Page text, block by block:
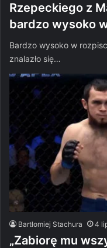
Rzepeckiego z
bardzo wysoko
Bardzo wysoko w
znalazło się…
Bartłomiej Stachura 4
„Zabiorę mu